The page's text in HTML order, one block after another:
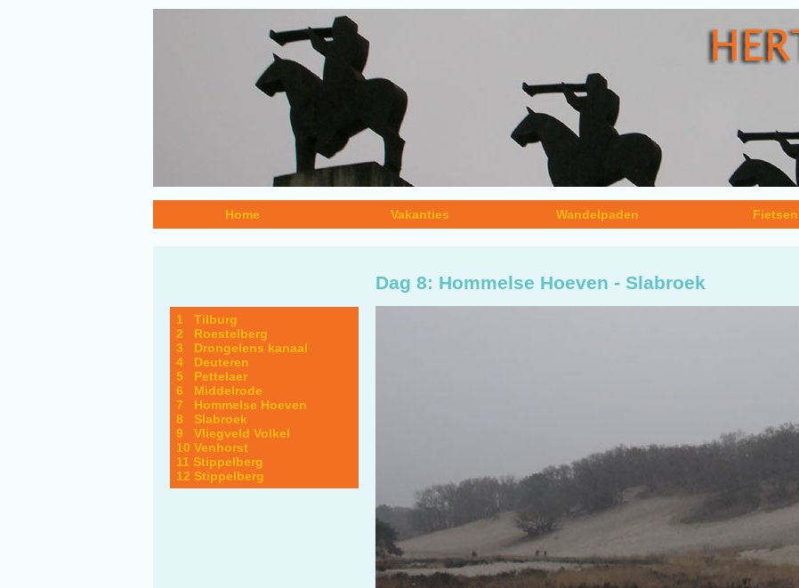
Home Vakanties Wandelpaden Fietsen
1 Tilburg
2 Roestelberg
3 Drongelens kanaal
4 Deuteren
5 Pettelaer
6 Middelrode
7 Hommelse Hoeven
8 Slabroek
9 Vliegveld Volkel
10 Venhorst
11 Stippelberg
12 Stippelberg
Dag 8: Hommelse Hoeven - Slabroek